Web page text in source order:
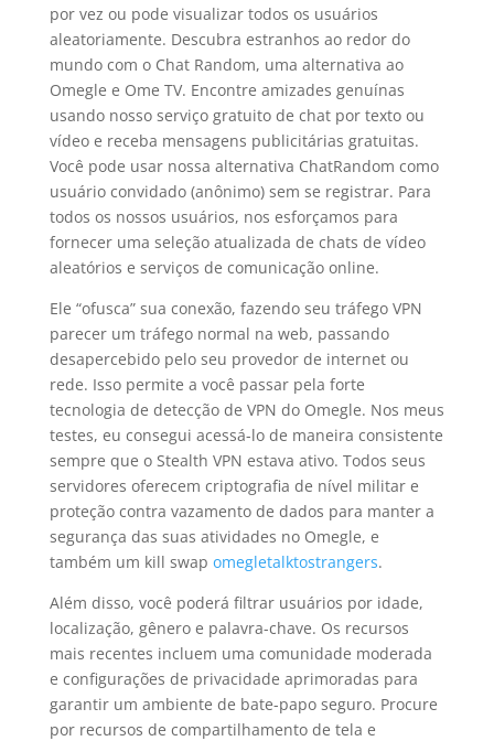
por vez ou pode visualizar todos os usuários
aleatoriamente. Descubra estranhos ao redor do
mundo com o Chat Random, uma alternativa ao
Omegle e Ome TV. Encontre amizades genuínas
usando nosso serviço gratuito de chat por texto ou
vídeo e receba mensagens publicitárias gratuitas.
Você pode usar nossa alternativa ChatRandom como
usuário convidado (anônimo) sem se registrar. Para
todos os nossos usuários, nos esforçamos para
fornecer uma seleção atualizada de chats de vídeo
aleatórios e serviços de comunicação online.
Ele “ofusca” sua conexão, fazendo seu tráfego VPN
parecer um tráfego normal na web, passando
desapercebido pelo seu provedor de internet ou
rede. Isso permite a você passar pela forte
tecnologia de detecção de VPN do Omegle. Nos meus
testes, eu consegui acessá-lo de maneira consistente
sempre que o Stealth VPN estava ativo. Todos seus
servidores oferecem criptografia de nível militar e
proteção contra vazamento de dados para manter a
segurança das suas atividades no Omegle, e
também um kill swap omegletalktostrangers.
Além disso, você poderá filtrar usuários por idade,
localização, gênero e palavra-chave. Os recursos
mais recentes incluem uma comunidade moderada
e configurações de privacidade aprimoradas para
garantir um ambiente de bate-papo seguro. Procure
por recursos de compartilhamento de tela e